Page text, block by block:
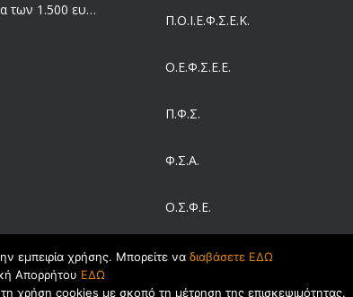
Μισθός: Το στοίχημα των 1.500 ευρώ – Πόσοι εργαζόμενοι παίρνουν αυτά τα χρήματα
Συντάξεις: Γιατί παραμένουν οι κόφτες
Π.O.I.Ε.Φ.Σ.Ε.Κ.
Ο.Ε.Φ.Σ.Ε.Ε.
Π.Φ.Σ.
Φ.Σ.Α.
Ο.Σ.Φ.Ε.
ΣΕΙΒ
εμπειρία χρήσης. Μπορείτε να διαβάσετε ΕΔΩ
Απορρήτου ΕΔΩ
χρήση cookies με σκοπό τη μέτρηση της επισκεψιμότητας.